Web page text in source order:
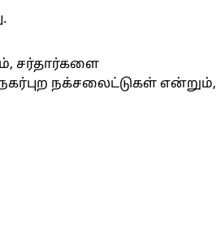
சர்தார்களை
நக்சலைட்டுகள் என்றும்,